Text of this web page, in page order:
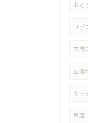
おそ
リデ
玄関
玄関
キッ
車庫